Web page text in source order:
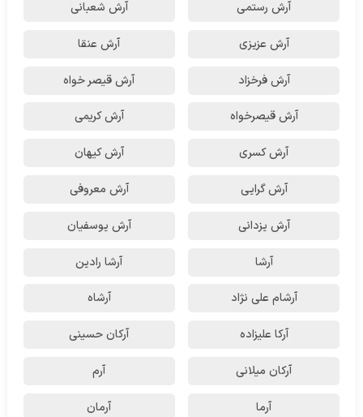
آرش رستمى آرش شعبانی
آرش عزیزی آرش عنقا
آرش فرخزاد آرش قیصر خواه
آرش قیصرخواه آرش کریمی
آرش کسری آرش کیهان
آرش گرایی آرش معروفی
آرش یزدانی آرش یوسفیان
آرشا آرشا رادین
آرشام علی نژاد آرشاه
آرکا علیزاده آرکان حسینی
آرکان میلانی آرم
آرما آرمان